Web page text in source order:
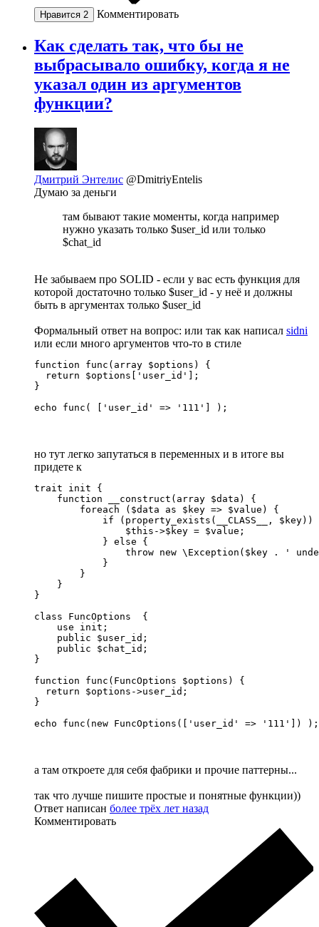
Нравится 2 Комментировать
Как сделать так, что бы не
выбрасывало ошибку, когда я не
указал один из аргументов
функции?
Дмитрий Энтелис @DmitriyEntelis
Думаю за деньги
там бывают такие моменты, когда например
нужно указать только $user_id или только
$chat_id
Не забываем про SOLID - если у вас есть функция для
которой достаточно только $user_id - у неё и должны
быть в аргументах только $user_id
Формальный ответ на вопрос: или так как написал sidni
или если много аргументов что-то в стиле
function func(array $options) {
  return $options['user_id'];
}
echo func( ['user_id' => '111'] );
но тут легко запутаться в переменных и в итоге вы
придете к
trait init {
    function __construct(array $data) {
        foreach ($data as $key => $value) {
if (property_exists(__CLASS__, $key))
                $this->$key = $value;
            } else {
throw new \Exception($key . '
            }
        }
    }
}
class FuncOptions  {
    use init;
    public $user_id;
    public $chat_id;
}
function func(FuncOptions $options) {
  return $options->user_id;
}
echo func(new FuncOptions(['user_id' => '111']) );
а там откроете для себя фабрики и прочие паттерны...
так что лучше пишите простые и понятные функции))
Ответ написан более трёх лет назад
Комментировать